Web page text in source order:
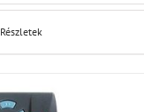
Részletek